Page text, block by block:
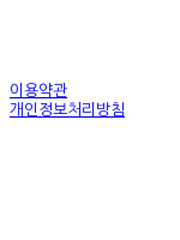
이용약관
개인정보처리방침